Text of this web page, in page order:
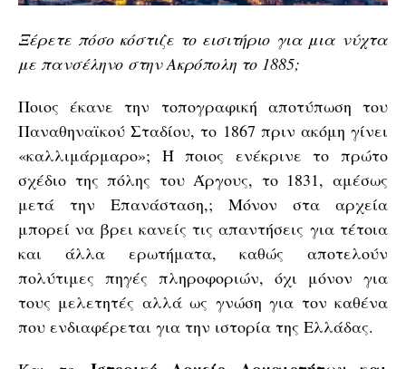
Ξέρετε πόσο κόστιζε το εισιτήριο για μια νύχτα
με πανσέληνο στην Ακρόπολη το 1885;
Ποιος έκανε την τοπογραφική αποτύπωση του
Παναθηναϊκού Σταδίου, το 1867 πριν ακόμη γίνει
«καλλιμάρμαρο»; Ή ποιος ενέκρινε το πρώτο
σχέδιο της πόλης του Άργους, το 1831, αμέσως
μετά την Επανάσταση,; Μόνον στα αρχεία
μπορεί να βρει κανείς τις απαντήσεις για τέτοια
και άλλα ερωτήματα, καθώς αποτελούν
πολύτιμες πηγές πληροφοριών, όχι μόνον για
τους μελετητές αλλά ως γνώση για τον καθένα
που ενδιαφέρεται για την ιστορία της Ελλάδας.